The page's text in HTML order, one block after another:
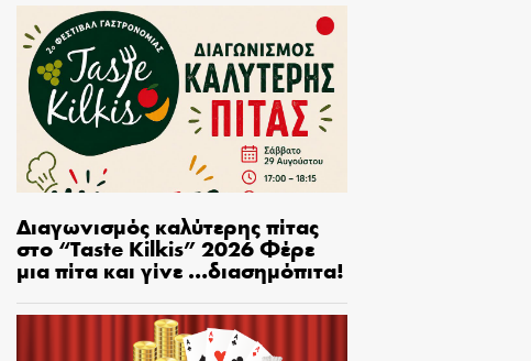
Διαγωνισμός καλύτερης πίτας
στο “Taste Kilkis” 2026 Φέρε
μια πίτα και γίνε …διασημόπιτα!